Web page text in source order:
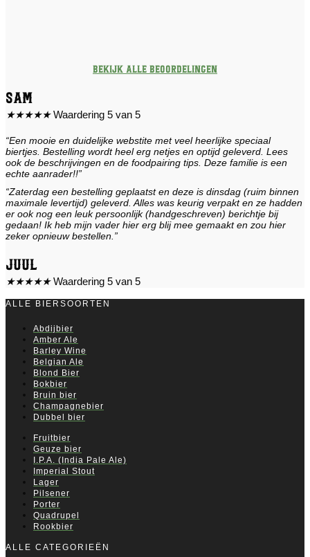
Bekijk alle beoordelingen
Sam
★★★★★ Waardering 5 van 5
“Een mooie en duidelijke webstite met veel heerlijke speciaal
biertjes. Bestelling wordt heel erg netjes en optijd geleverd. Lees
ook de beschrijvingen en de foodpairing tips. Deze familie is een
echte aanrader!!”
“Zaterdag een bestelling geplaatst en deze is dinsdag (ruim binnen
maximale levertijd) geleverd. Alles was keurig verpakt en ze hadden
er ook nog een leuk persoonlijk (handgeschreven) berichtje bij
gedaan! Ik heb mijn vader hier erg blij mee gemaakt en zou hier
zeker opnieuw bestellen.”
Juul
★★★★★ Waardering 5 van 5
ALLE BIERSOORTEN
Abdijbier
Amber Ale
Barley Wine
Belgian Ale
Blond Bier
Bokbier
Bruin bier
Champagnebier
Dubbel bier
Fruitbier
Geuze bier
I.P.A. (India Pale Ale)
Imperial Stout
Lager
Pilsener
Porter
Quadrupel
Rookbier
ALLE CATEGORIEËN